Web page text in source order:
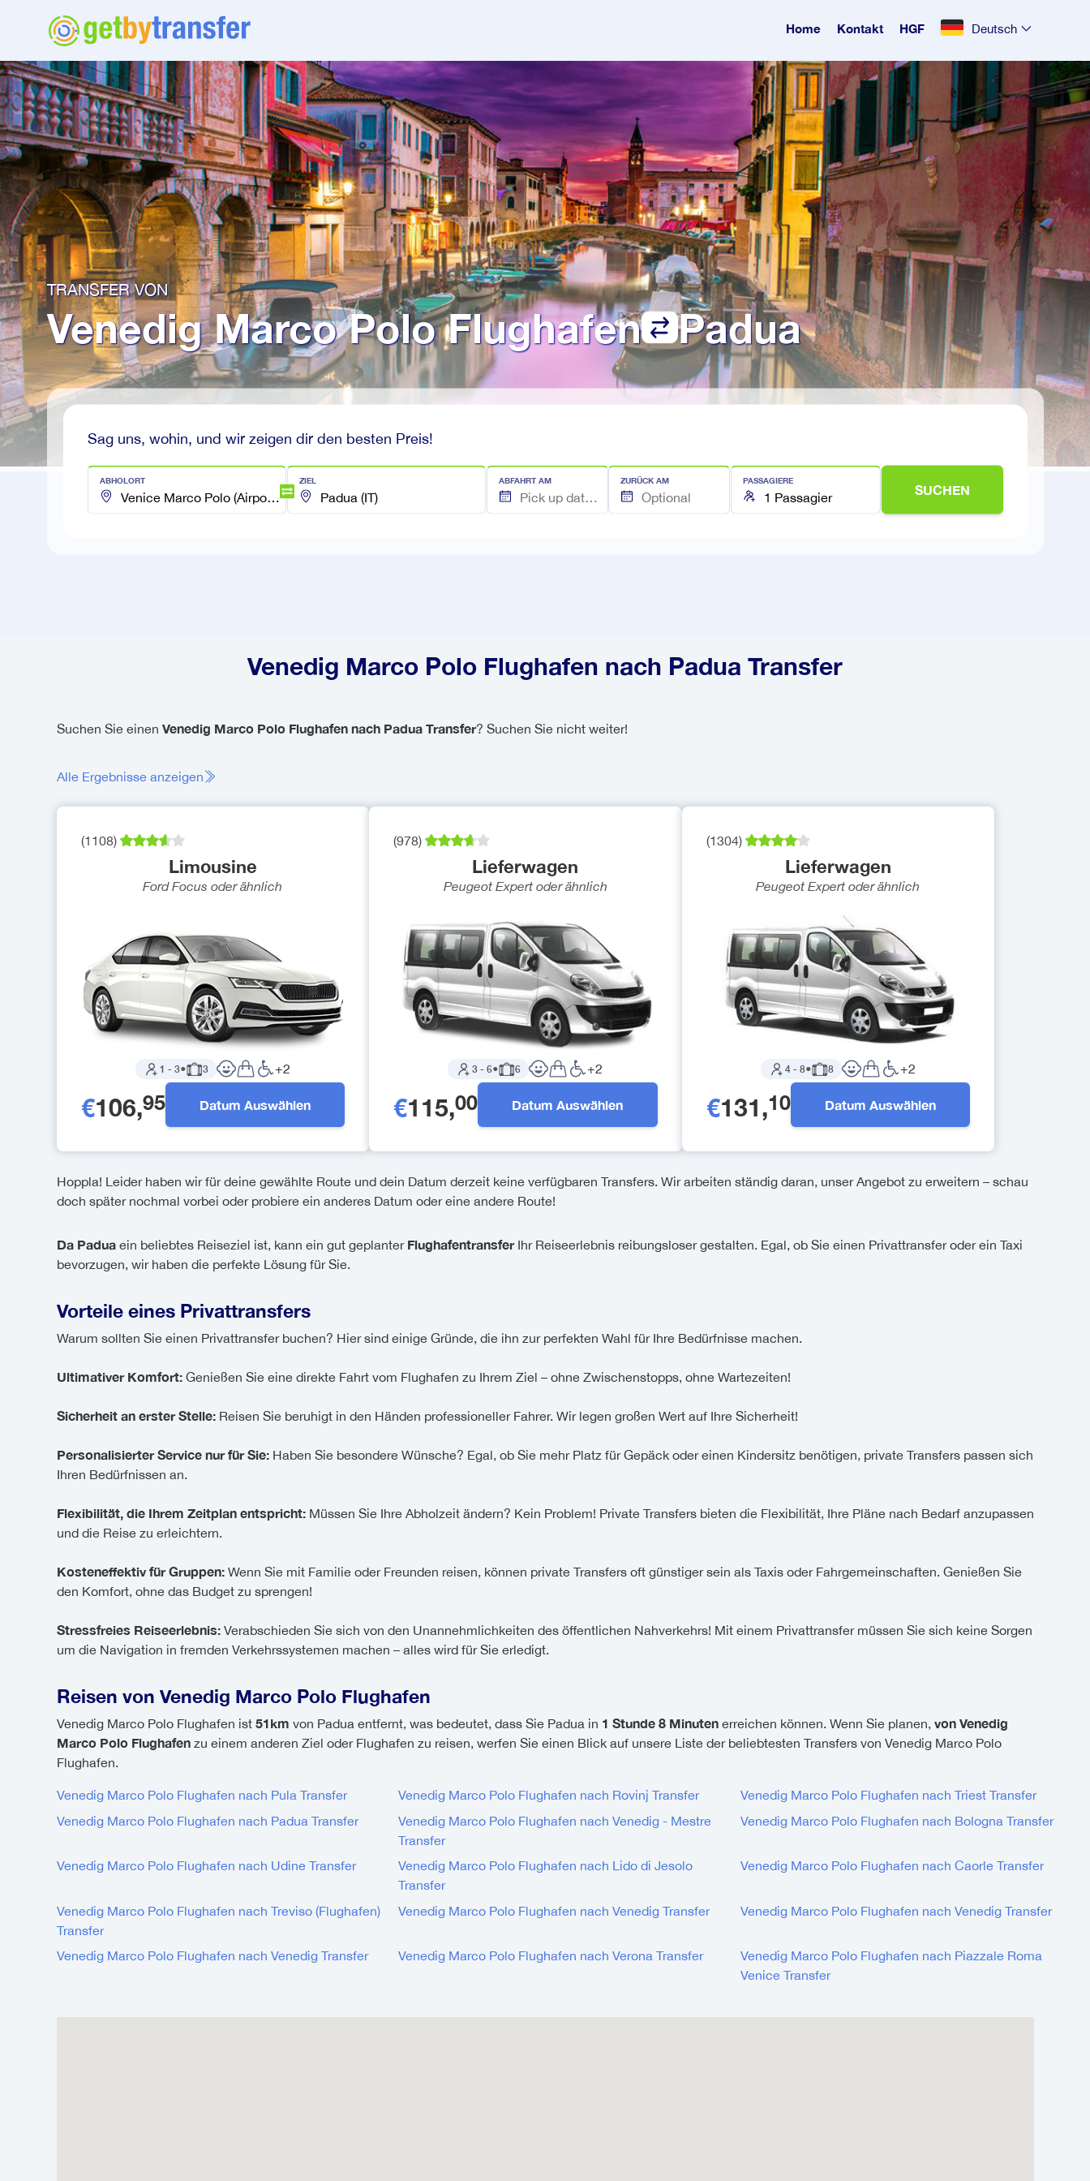
Home Kontakt HGF Deutsch
TRANSFER VON
Venedig Marco Polo Flughafen Padua
Sag uns, wohin, und wir zeigen dir den besten Preis!
ABHOLORT ZIEL ABFAHRT AM ZURÜCK AM PASSAGIERE
SUCHEN
Venedig Marco Polo Flughafen nach Padua Transfer
Suchen Sie einen Venedig Marco Polo Flughafen nach Padua Transfer? Suchen Sie nicht weiter!
Alle Ergebnisse anzeigen
(1108)
Limousine
Ford Focus oder ähnlich
1 - 3● 3 +2
€106,95 Datum Auswählen
(978)
Lieferwagen
Peugeot Expert oder ähnlich
3 -6● 6 +2
€115,00 Datum Auswählen
(1304)
Lieferwagen
Peugeot Expert oder ähnlich
4- 8● 8 +2
€131,10 Datum Auswählen
Hoppla! Leider haben wir für deine gewählte Route und dein Datum derzeit keine verfügbaren Transfers. Wir arbeiten ständig daran, unser Angebot zu erweitern – schau
doch später nochmal vorbei oder probiere ein anderes Datum oder eine andere Route!
Da Paduaein beliebtes Reiseziel ist, kann ein gut geplanter FlughafentransferIhr Reiseerlebnis reibungsloser gestalten. Egal, ob Sie einen Privattransfer oder ein Taxi
bevorzugen, wir haben die perfekte Lösung für Sie.
Vorteile eines Privattransfers
Warum sollten Sie einen Privattransfer buchen? Hier sind einige Gründe, die ihn zur perfekten Wahl für Ihre Bedürfnisse machen.
Ultimativer Komfort:Genießen Sie eine direkte Fahrt vom Flughafen zu Ihrem Ziel – ohne Zwischenstopps, ohne Wartezeiten!
Sicherheit an erster Stelle:Reisen Sie beruhigt in den Händen professioneller Fahrer. Wir legen großen Wert auf Ihre Sicherheit!
Personalisierter Service nur für Sie:Haben Sie besondere Wünsche? Egal, ob Sie mehr Platz für Gepäck oder einen Kindersitz benötigen, private Transfers passen sich
Ihren Bedürfnissen an.
Flexibilität, die Ihrem Zeitplan entspricht:Müssen Sie Ihre Abholzeit ändern? Kein Problem! Private Transfers bieten die Flexibilität, Ihre Pläne nach Bedarf anzupassen
und die Reise zu erleichtern.
Kosteneffektiv für Gruppen:Wenn Sie mit Familie oder Freunden reisen, können private Transfers oft günstiger sein als Taxis oder Fahrgemeinschaften. Genießen Sie
den Komfort, ohne das Budget zu sprengen!
Stressfreies Reiseerlebnis:Verabschieden Sie sich von den Unannehmlichkeiten des öffentlichen Nahverkehrs! Mit einem Privattransfer müssen Sie sich keine Sorgen
um die Navigation in fremden Verkehrssystemen machen – alles wird für Sie erledigt.
Reisen von Venedig Marco Polo Flughafen
Venedig Marco Polo Flughafen ist 51km von Padua entfernt, was bedeutet, dass Sie Padua in 1 Stunde 8 Minutenerreichen können. Wenn Sie planen, von Venedig
Marco Polo Flughafenzu einem anderen Ziel oder Flughafen zu reisen, werfen Sie einen Blick auf unsere Liste der beliebtesten Transfers von Venedig Marco Polo
Flughafen.
Venedig Marco Polo Flughafen nach Pula Transfer Venedig Marco Polo Flughafen nach Rovinj Transfer
Venedig Marco Polo Flughafen nach Triest Transfer
Venedig Marco Polo Flughafen nach Padua Transfer
Venedig Marco Polo Flughafen nach Venedig - Mestre
Transfer
Venedig Marco Polo Flughafen nach Bologna Transfer
Venedig Marco Polo Flughafen nach Udine Transfer
Venedig Marco Polo Flughafen nach Lido di Jesolo
Transfer
Venedig Marco Polo Flughafen nach Caorle Transfer
Venedig Marco Polo Flughafen nach Treviso (Flughafen)
Transfer
Venedig Marco Polo Flughafen nach Venedig Transfer Venedig Marco Polo Flughafen nach Venedig Transfer
Venedig Marco Polo Flughafen nach Venedig Transfer Venedig Marco Polo Flughafen nach Verona Transfer
Venedig Marco Polo Flughafen nach Piazzale Roma
Venice Transfer